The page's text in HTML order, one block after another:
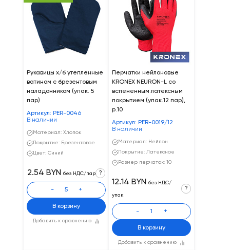
Рукавицы х/б утепленные
ватином с брезентовым
наладонником (упак. 5
пар)
Артикул: PER-0046
В наличии
Материал: Хлопок
Покрытие: Брезентовое
Цвет: Синий
Добавить к сравнению
2.54 BYN без НДС/пар ?
- +
В корзину
Перчатки нейлоновые
KRONEX NEURON-L со
вспененным латексным
покрытием (упак.12 пар),
р.10
Артикул: PER-0019/12
В наличии
Материал: Нейлон
Покрытие: Латексное
Размер перчаток: 10
Добавить к сравнению
12.14 BYN без НДС/
упак
?
- +
В корзину